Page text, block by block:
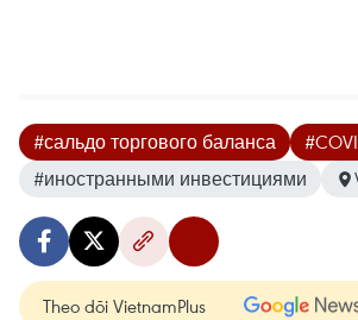
#сальдо торгового баланса
#иностранными инвестициями
Theo dõi VietnamPlus